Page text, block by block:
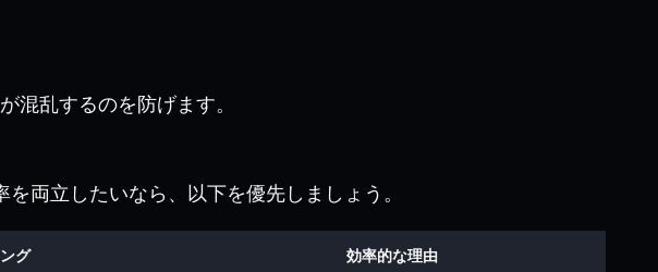
混乱するのを防げます。
両立したいなら、以下を優先しましょう。
グ 効率的な理由